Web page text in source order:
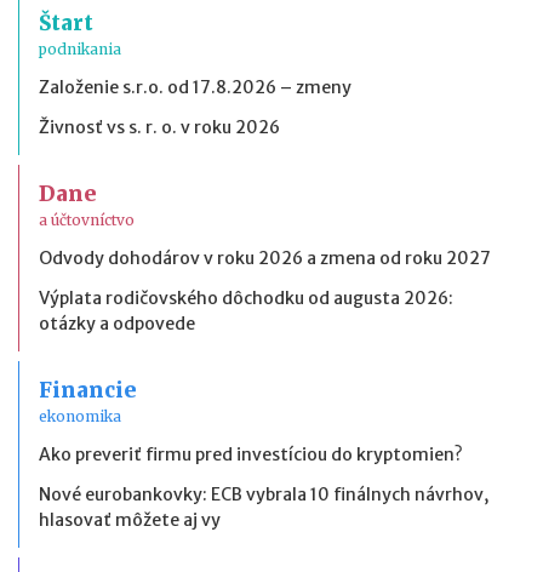
Štart
podnikania
Založenie s.r.o. od 17.8.2026 – zmeny
Živnosť vs s. r. o. v roku 2026
Dane
a účtovníctvo
Odvody dohodárov v roku 2026 a zmena od roku 2027
Výplata rodičovského dôchodku od augusta 2026:
otázky a odpovede
Financie
ekonomika
Ako preveriť firmu pred investíciou do kryptomien?
Nové eurobankovky: ECB vybrala 10 finálnych návrhov,
hlasovať môžete aj vy